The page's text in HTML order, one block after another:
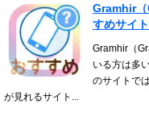
Gramhir（
すめサイ
Gramhir（
いる方は多
のサイトで
が見れるサイト...